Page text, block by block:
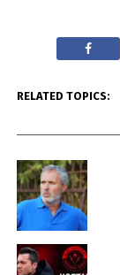
RELATED TOPICS: